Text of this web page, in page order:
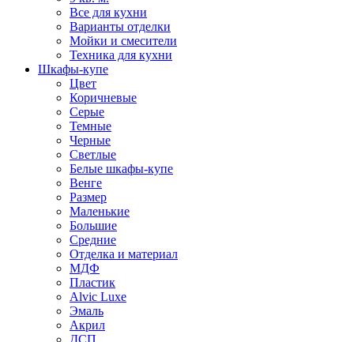
Все для кухни
Варианты отделки
Мойки и смесители
Техника для кухни
Шкафы-купе
Цвет
Коричневые
Серые
Темные
Черные
Светлые
Белые шкафы-купе
Венге
Размер
Маленькие
Большие
Средние
Отделка и материал
МДФ
Пластик
Alvic Luxe
Эмаль
Акрил
ДСП